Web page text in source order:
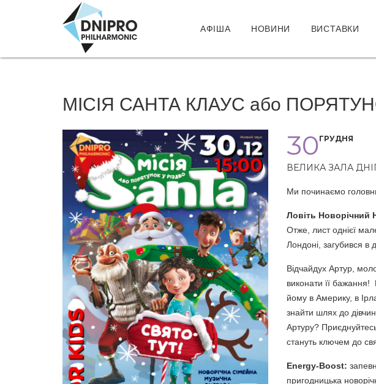
АФІША НОВИНИ ВИСТАВКИ
МІСІЯ САНТА КЛАУС або
30 ГРУДНЯ
ВЕЛИКА ЗАЛА
Ми починаємо
Ловіть Новорічний
Отже, лист однієї
Лондоні, загубився в
Відчайдух Артур,
виконати її
йому в Америку, в
знайти шлях до
Артуру?
стануть ключем до
Energy-Boost:
пригодницька